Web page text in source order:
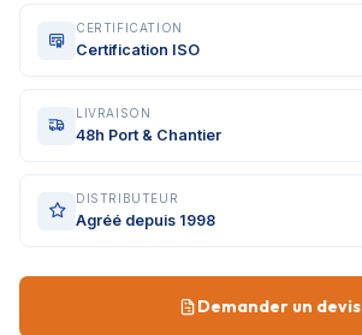
CERTIFICATION
Certification ISO
LIVRAISON
48h Port & Chantier
DISTRIBUTEUR
Agréé depuis 1998
Demander un devis